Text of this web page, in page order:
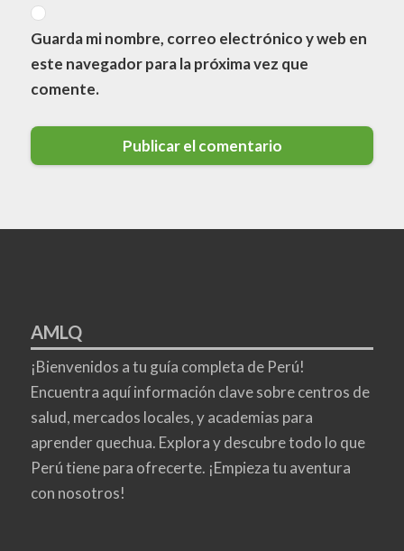
Guarda mi nombre, correo electrónico y web en
este navegador para la próxima vez que
comente.
AMLQ
¡Bienvenidos a tu guía completa de Perú!
Encuentra aquí información clave sobre centros de
salud, mercados locales, y academias para
aprender quechua. Explora y descubre todo lo que
Perú tiene para ofrecerte. ¡Empieza tu aventura
con nosotros!